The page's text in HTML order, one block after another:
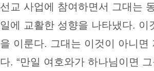
선교 사업에 참여하면서 그대는
일에 교활한 성향을 나타냈다. 이
을 이룬다. 그대는 이것이 아니면
다. “만일 여호와가 하나님이면 그